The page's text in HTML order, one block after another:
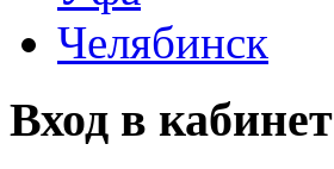
Челябинск
Вход в кабинет